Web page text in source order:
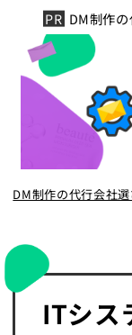
DM制作
DM制作の代行会社
ITシス